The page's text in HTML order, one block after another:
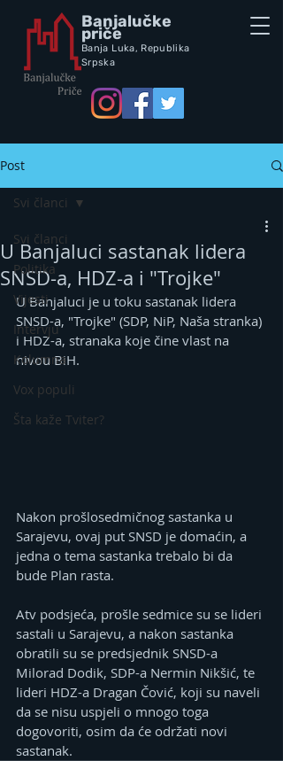
Banjalučke
priče
Banja Luka, Republika
Srpska
Post
Svi članci
Politika
Vijesti
Intervju
Kolumna
Vox populi
Šta kaže Tviter?
Svi članci
U Banjaluci sastanak lidera
SNSD-a, HDZ-a i "Trojke"
U Banjaluci je u toku sastanak lidera
SNSD-a, "Trojke" (SDP, NiP, Naša stranka)
i HDZ-a, stranaka koje čine vlast na
nivou BiH.
Nakon prošlosedmičnog sastanka u
Sarajevu, ovaj put SNSD je domaćin, a
jedna o tema sastanka trebalo bi da
bude Plan rasta.
Atv podsjeća, prošle sedmice su se lideri
sastali u Sarajevu, a nakon sastanka
obratili su se predsjednik SNSD-a
Milorad Dodik, SDP-a Nermin Nikšić, te
lideri HDZ-a Dragan Čović, koji su naveli
da se nisu uspjeli o mnogo toga
dogovoriti, osim da će održati novi
sastanak.